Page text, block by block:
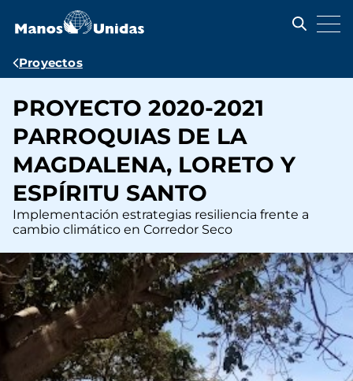
contenido
Ruta
navegación
Proyectos
PROYECTO 2020-2021
PARROQUIAS DE LA
MAGDALENA, LORETO Y
ESPÍRITU SANTO
Implementación estrategias resiliencia frente a
cambio climático en Corredor Seco